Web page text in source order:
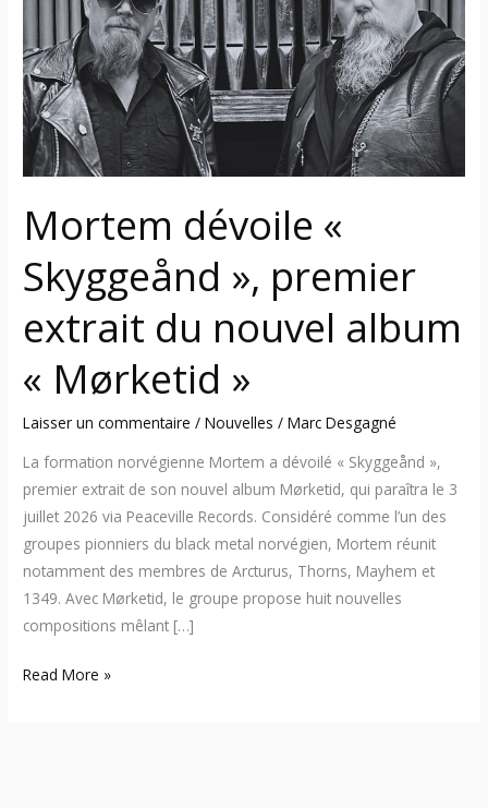
Mortem dévoile «
Skyggeånd », premier
extrait du nouvel album
« Mørketid »
Laisser un commentaire /Nouvelles /Marc Desgagné
La formation norvégienne Mortem a dévoilé « Skyggeånd »,
premier extrait de son nouvel album Mørketid, qui paraîtra le 3
juillet 2026 via Peaceville Records. Considéré comme l’un des
groupes pionniers du black metal norvégien, Mortem réunit
notamment des membres de Arcturus, Thorns, Mayhem et
1349. Avec Mørketid, le groupe propose huit nouvelles
compositions mêlant […]
Skyggeånd
premier
extrait
du
nouvel
album
Read More »